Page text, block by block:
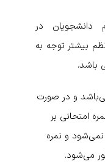
دانشجویان در
بیشتر توجه به
باشد.
و در صورت
امتحانی بر
و نمره
می‌شود.